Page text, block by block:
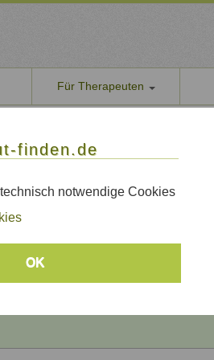
finden.de
notwendige Cookies
OK
Für Therapeuten